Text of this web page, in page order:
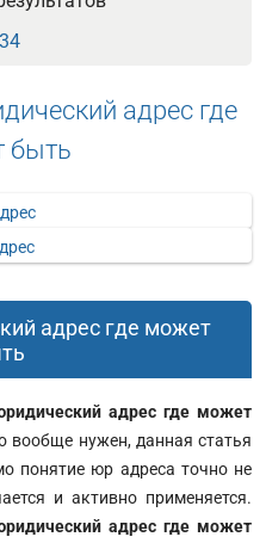
34
адрес где
быть
адрес где может
адрес где может
вообще нужен, данная статья
понятие юр адреса точно не
и активно применяется.
адрес где может